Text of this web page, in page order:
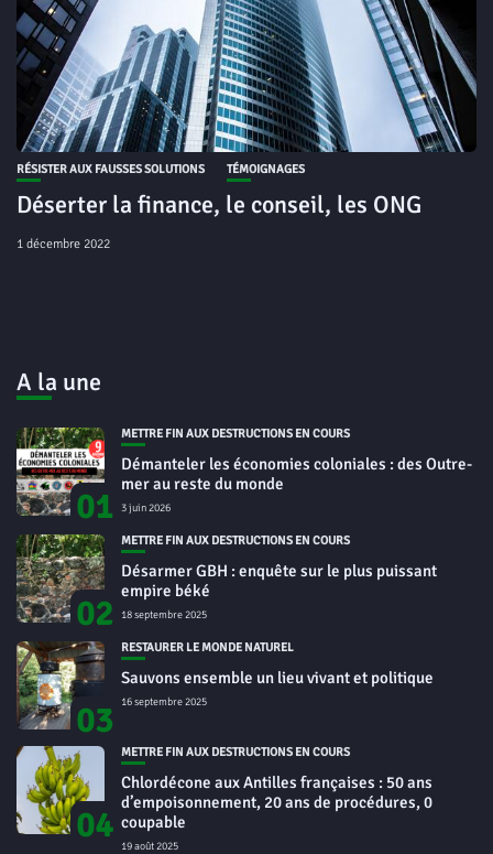
RÉSISTER AUX FAUSSES SOLUTIONS TÉMOIGNAGES
Déserter la finance, le conseil, les ONG
1 décembre 2022
A la une
01
METTRE FIN AUX DESTRUCTIONS EN COURS
Démanteler les économies coloniales : des Outre-
mer au reste du monde
3 juin 2026
02
METTRE FIN AUX DESTRUCTIONS EN COURS
Désarmer GBH : enquête sur le plus puissant
empire béké
18 septembre 2025
03
RESTAURER LE MONDE NATUREL
Sauvons ensemble un lieu vivant et politique
16 septembre 2025
04
METTRE FIN AUX DESTRUCTIONS EN COURS
Chlordécone aux Antilles françaises : 50 ans
d’empoisonnement, 20 ans de procédures, 0
coupable
19 août 2025